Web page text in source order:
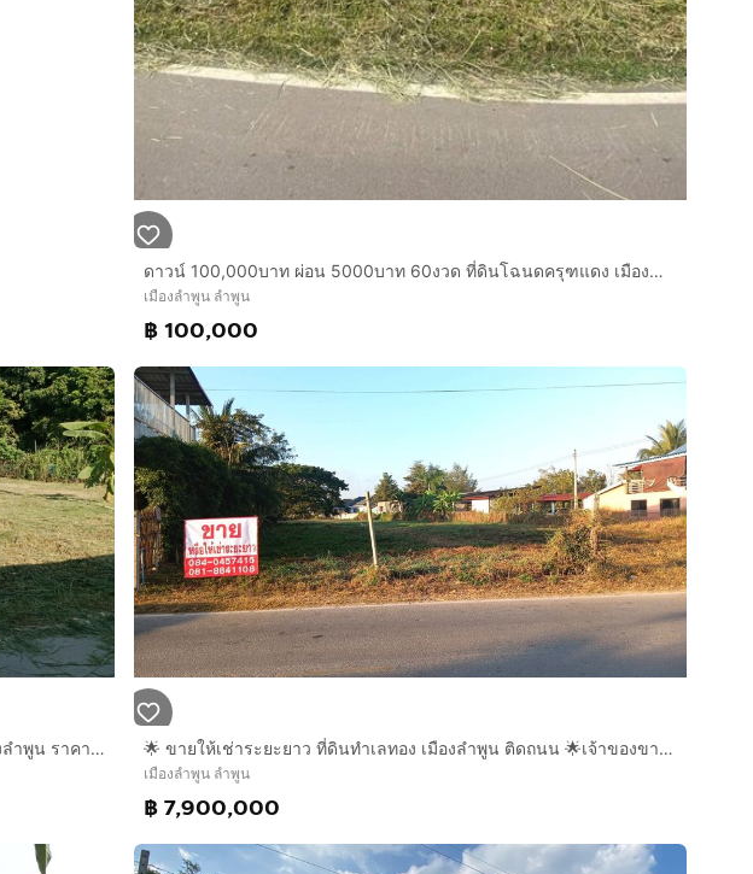
ดาวน์ 100,000บาท ผ่อน 5000บาท 60งวด ที่ดินโฉนดครุฑแดง เมืองลำพูน
เมืองลำพูน ลำพูน
฿ 100,000
📣 โอกาสทอง ที่ดินเกือบ 2งาน 270,000บาท ทำเลดี อ.เมืองลำพูน ราคาสุดคุ้ม 🌟 ขายให้เช่าระยะยาว ที่ดินทำเลทอง เมืองลำพูน ติดถนน 🌟เจ้าของขายเอง
เมืองลำพูน ลำพูน
฿ 7,900,000